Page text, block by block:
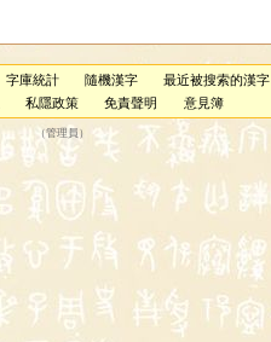
字庫統計 隨機漢字
最近被搜索的漢字
私隱政策 免責聲明 意見簿
（管理員 ）